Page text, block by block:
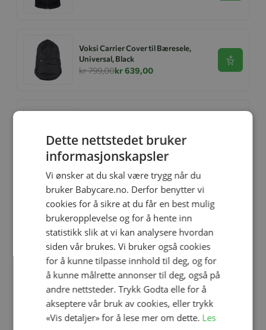
Voksi Carrier Cover til Bæresele,
Universal, Black
kr 799,00kr 639,00
Se
kr 329,00
Carry Me, Voksi®, Seashell Sand
Cream
kr 1 799,00 kr 1 499,00
Voksi® Carry Me, Walnut-Leaf
kr 1 799,00kr 1 499,00
Dette nettstedet bruker
informasjonskapsler
Vi ønsker at du skal være trygg når du
bruker Babycare.no. Derfor benytter vi
cookies for å sikre at du får en best mulig
brukeropplevelse og for å hente inn
statistikk slik at vi kan analysere hvordan
siden vår brukes. Vi bruker også cookies
for å kunne tilpasse innhold til deg, og for
å kunne målrette annonser til deg, også på
andre nettsteder. Trykk Godta elle for å
akseptere vår bruk av cookies, eller trykk
«Vis detaljer» for å lese mer om dette. Les